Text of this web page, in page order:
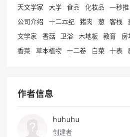
天文学家
大学 食品 化妆品 一秒推
公司介绍
十二本纪 猪肉 葱 客栈
文学家
香菇 卫浴 木地板 教育 房
香菜
草本植物 十二卷 白菜 十表
作者信息
huhuhu
创建者